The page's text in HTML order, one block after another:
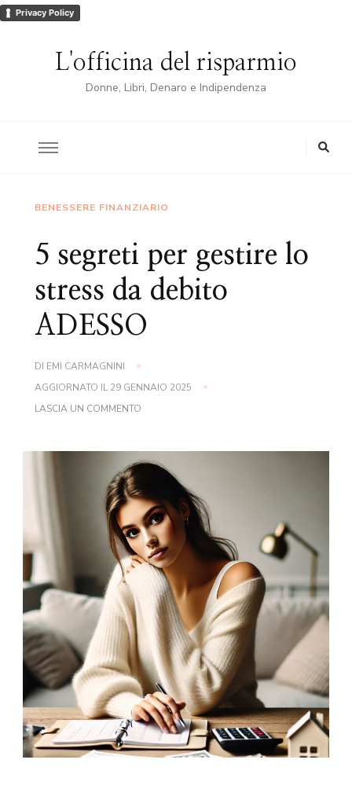
Privacy Policy
L'officina del risparmio
Donne, Libri, Denaro e Indipendenza
BENESSERE FINANZIARIO
5 segreti per gestire lo
stress da debito
ADESSO
DI EMI CARMAGNINI
AGGIORNATO IL29 GENNAIO 2025
LASCIA UN COMMENTO
GESTIRE
STRESS
DA
DEBITO
ADESSO